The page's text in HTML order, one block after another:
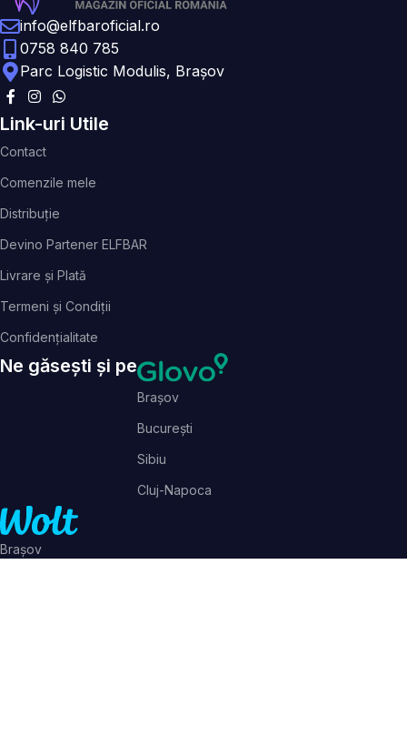
info@elfbaroficial.ro
0758 840 785
Parc Logistic Modulis, Brașov
Link-uri Utile
Contact
Comenzile mele
Distribuție
Devino Partener ELFBAR
Livrare și Plată
Termeni și Condiții
Confidențialitate
Ne găsești și pe
Brașov
București
Sibiu
Cluj-Napoca
Brașov